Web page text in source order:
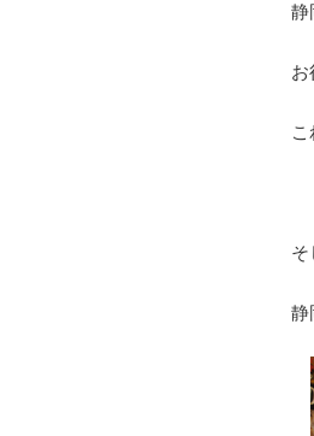
静
お
そ
静